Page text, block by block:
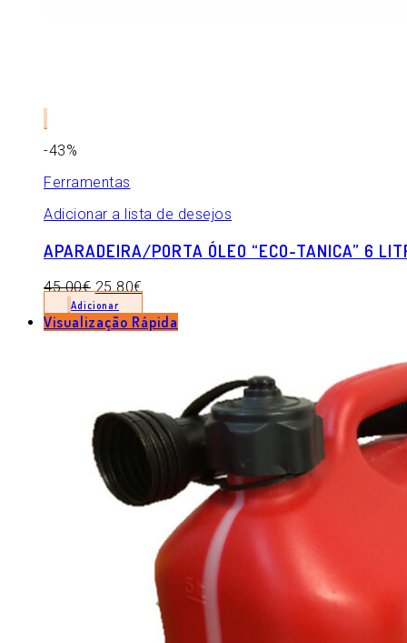
-43%
Ferramentas
Adicionar a lista de desejos
APARADEIRA/PORTA ÓLEO “ECO-TANICA” 6
45.00€ 25.80€
Adicionar
Visualização Rápida